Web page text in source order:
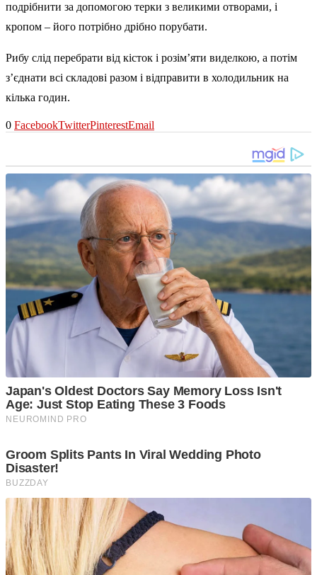
подрібнити за допомогою терки з великими отворами, і
кропом – його потрібно дрібно порубати.
Рибу слід перебрати від кісток і розім’яти виделкою, а потім
з’єднати всі складові разом і відправити в холодильник на
кілька годин.
0 FacebookTwitterPinterestEmail